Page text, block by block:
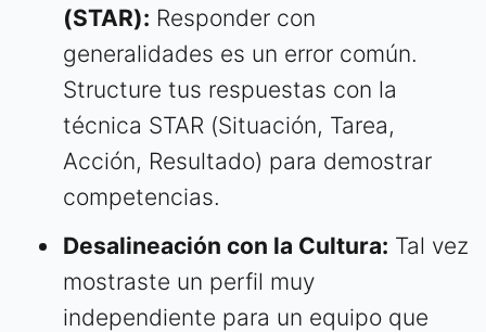
(STAR): Responder con
generalidades es un error común.
Structure tus respuestas con la
técnica STAR (Situación, Tarea,
Acción, Resultado) para demostrar
competencias.
Desalineación con la Cultura: Tal vez
mostraste un perfil muy
independiente para un equipo que